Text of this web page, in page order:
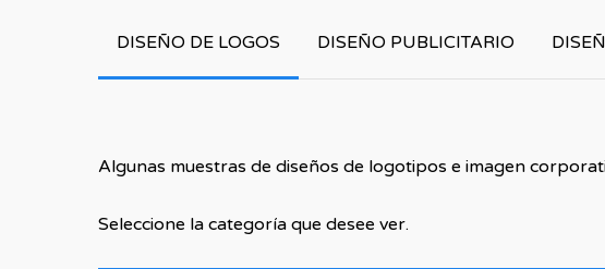
DISEÑO DE LOGOS DISEÑO PUBLICITARIO
Algunas muestras de diseños de logotipos e imagen
Seleccione la categoría que desee ver.